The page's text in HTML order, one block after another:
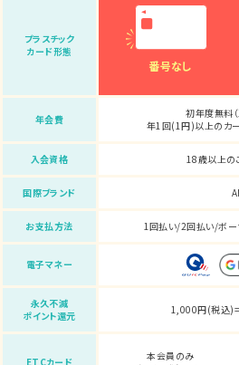
プラスチック
カード形態
番号なし
年会費
初年度無料
年1回(1円)以上のカ
入会資格 18歳以上の
国際ブランド
お支払方法 1回払い/2回払い/ボー
電子マネー
永久不滅
ポイント還元
1,000円(税込
ETCカード
本会員のみ